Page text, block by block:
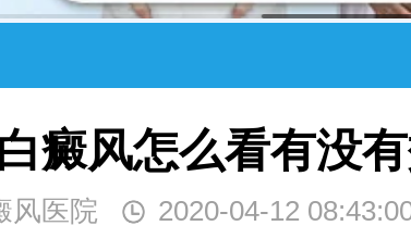
癜风怎么看有没
风医院 2020-04-12